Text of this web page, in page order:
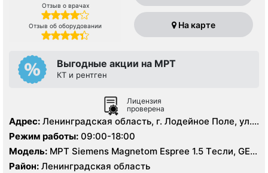
Отзыв о врачах
Отзыв об оборудовании На карте
Выгодные акции на МРТ
КТ и рентген
Лицензия
проверена
Адрес: Ленинградская область, г. Лодейное Поле, ул.
Гагарина, д. 1
Режим работы: 09:00-18:00
Модель: МРТ Siemens Magnetom Espree 1.5 Tесли, GE
BrightSpeed 16 срезов, УЗИ аппарат, Рентген
Район: Ленинградская область